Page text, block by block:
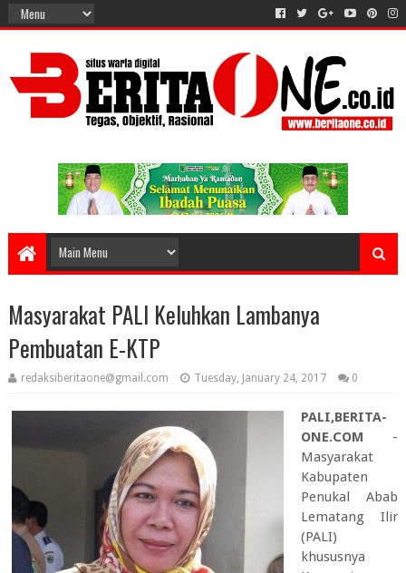
Masyarakat PALI Keluhkan Lambanya
Pembuatan E-KTP
redaksiberitaone@gmail.com Tuesday, January 24, 2017 0
PALI,BERITA-
ONE.COM -
Masyarakat
Kabupaten
Penukal Abab
Lematang Ilir
(PALI)
khususnya